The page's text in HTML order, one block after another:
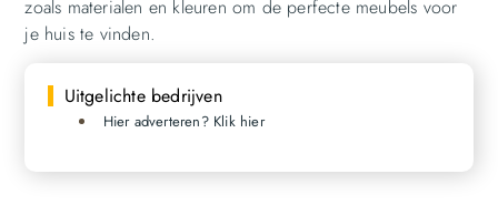
zoals materialen en kleuren om de perfecte meubels voor
je huis te vinden.
Uitgelichte bedrijven
Hier adverteren? Klik hier